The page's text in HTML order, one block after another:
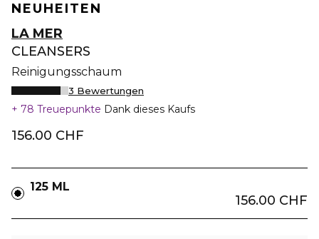
NEUHEITEN
LA MER
CLEANSERS
Reinigungsschaum
3 Bewertungen
78 Treuepunkte Dank dieses Kaufs
156.00 CHF
125 ML
156.00 CHF